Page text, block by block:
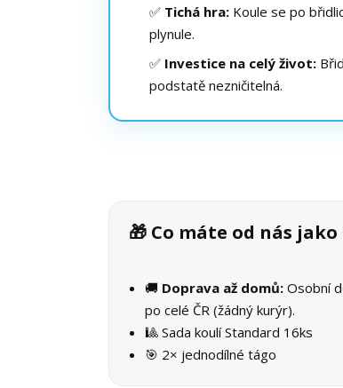
✅ Tichá hra: Koule se po
plynule.
✅ Investice na celý život:
podstatě nezničitelná.
🎁 Co máte od nás
🚚 Doprava až domů: Osobní
po celé ČR (žádný kurýr).
🎱 Sada koulí Standard 16ks
🎯 2× jednodílné tágo